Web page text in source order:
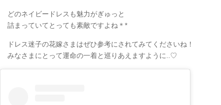
どのネイビードレスも魅力がぎゅっと
詰まっていてとっても素敵ですよね＊*
ドレス迷子の花嫁さまはぜひ参考にされてみてくださいね！
みなさまにとって運命の一着と巡りあえますように..♡